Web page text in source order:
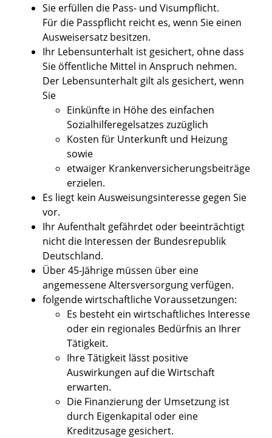
Sie erfüllen die Pass- und Visumpflicht.
Für die Passpflicht reicht es, wenn Sie einen
Ausweisersatz besitzen.
Ihr Lebensunterhalt ist gesichert, ohne dass
Sie öffentliche Mittel in Anspruch nehmen.
Der Lebensunterhalt gilt als gesichert, wenn
Sie
Einkünfte in Höhe des einfachen
Sozialhilferegelsatzes zuzüglich
Kosten für Unterkunft und Heizung
sowie
etwaiger Krankenversicherungsbeiträge
erzielen.
Es liegt kein Ausweisungsinteresse gegen Sie
vor.
Ihr Aufenthalt gefährdet oder beeinträchtigt
nicht die Interessen der Bundesrepublik
Deutschland.
Über 45-Jährige müssen über eine
angemessene Altersversorgung verfügen.
folgende wirtschaftliche Voraussetzungen:
Es besteht ein wirtschaftliches Interesse
oder ein regionales Bedürfnis an Ihrer
Tätigkeit.
Ihre Tätigkeit lässt positive
Auswirkungen auf die Wirtschaft
erwarten.
Die Finanzierung der Umsetzung ist
durch Eigenkapital oder eine
Kreditzusage gesichert.